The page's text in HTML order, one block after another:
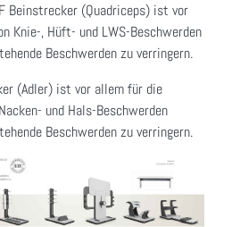
Beinstrecker (Quadriceps) ist vor
Knie-, Hüft- und LWS-Beschwerden
Beschwerden zu verringern.
(Adler) ist vor allem für die
und Hals-Beschwerden
Beschwerden zu verringern.